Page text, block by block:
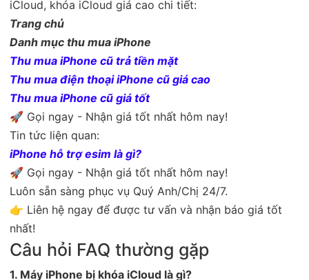
iCloud, khóa iCloud giá cao chi tiết:
Trang chủ
Danh mục thu mua iPhone
Thu mua iPhone cũ trả tiền mặt
Thu mua điện thoại iPhone cũ giá cao
Thu mua iPhone cũ giá tốt
🚀 Gọi ngay - Nhận giá tốt nhất hôm nay!
Tin tức liện quan:
iPhone hỗ trợ esim là gì?
🚀 Gọi ngay - Nhận giá tốt nhất hôm nay!
Luôn sẵn sàng phục vụ Quý Anh/Chị 24/7.
👉 Liên hệ ngay để được tư vấn và nhận báo giá tốt
nhất!
Câu hỏi FAQ thường gặp
1. Máy iPhone bị khóa iCloud là gì?